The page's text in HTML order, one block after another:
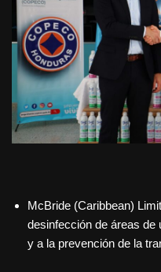
McBride (Caribbean)
desinfección de áreas
y a la prevención de la